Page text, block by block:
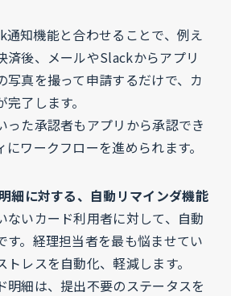
知機能と合わせることで、例え
済後、メールやSlackからアプリ
写真を撮って申請するだけで、カ
了します。
った承認者もアプリから承認でき
ワークフローを進められます。
細に対する、自動リマインダ機能
ないカード利用者に対して、自動
す。経理担当者を最も悩ませてい
レスを自動化、軽減します。
明細は、提出不要のステータスを